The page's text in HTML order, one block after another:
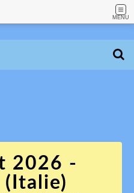
MENU
2026 -
(Italie)